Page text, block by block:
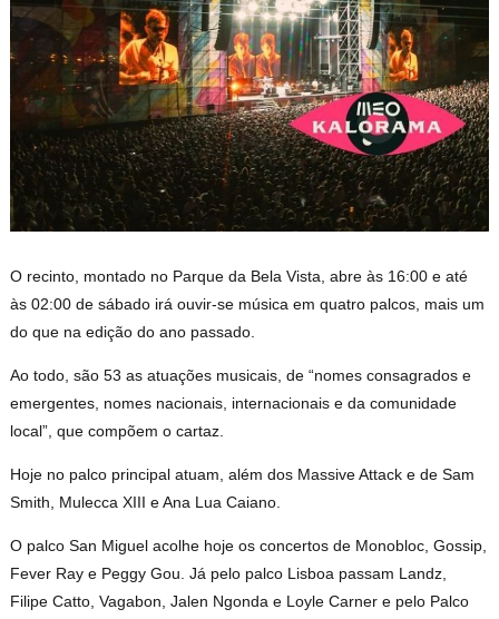
O recinto, montado no Parque da Bela Vista, abre às 16:00 e até
às 02:00 de sábado irá ouvir-se música em quatro palcos, mais um
do que na edição do ano passado.
Ao todo, são 53 as atuações musicais, de “nomes consagrados e
emergentes, nomes nacionais, internacionais e da comunidade
local”, que compõem o cartaz.
Hoje no palco principal atuam, além dos Massive Attack e de Sam
Smith, Mulecca XIII e Ana Lua Caiano.
O palco San Miguel acolhe hoje os concertos de Monobloc, Gossip,
Fever Ray e Peggy Gou. Já pelo palco Lisboa passam Landz,
Filipe Catto, Vagabon, Jalen Ngonda e Loyle Carner e pelo Palco